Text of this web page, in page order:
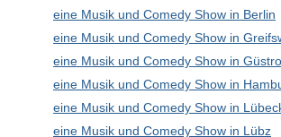
eine Musik und Comedy Show in Berlin
eine Musik und Comedy Show in
eine Musik und Comedy Show in
eine Musik und Comedy Show in
eine Musik und Comedy Show in
eine Musik und Comedy Show in Lübz